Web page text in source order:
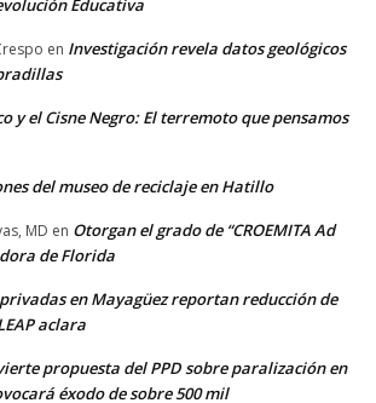
Educativa
en Investigación revela datos geológicos
y el Cisne Negro: El terremoto que pensamos
del museo de reciclaje en Hatillo
MD en Otorgan el grado de “CROEMITA Ad
de Florida
privadas en Mayagüez reportan reducción de
aclara
propuesta del PPD sobre paralización en
éxodo de sobre 500 mil